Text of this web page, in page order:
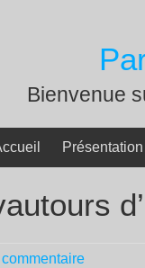
Bienvenue
Présentation